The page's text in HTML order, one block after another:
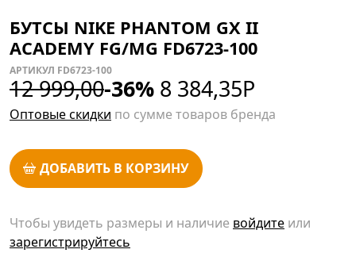
БУТСЫ NIKE PHANTOM GX II
ACADEMY FG/MG FD6723-100
АРТИКУЛ FD6723-100
12 999,00-36% 8 384,35Р
Оптовые скидки по сумме товаров бренда
ДОБАВИТЬ В КОРЗИНУ
Чтобы увидеть размеры и наличие войдите или
зарегистрируйтесь